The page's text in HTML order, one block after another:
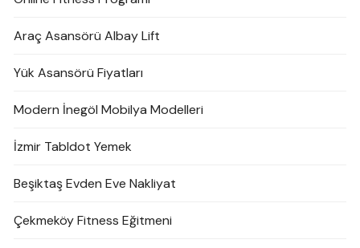
Araç Asansörü Albay Lift
Yük Asansörü Fiyatları
Modern İnegöl Mobilya Modelleri
İzmir Tabldot Yemek
Beşiktaş Evden Eve Nakliyat
Çekmeköy Fitness Eğitmeni